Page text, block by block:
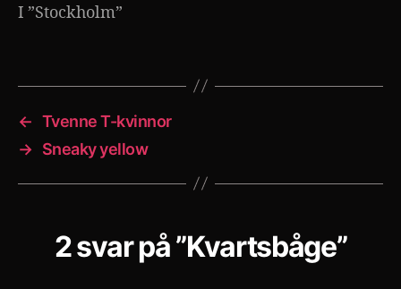
I ”Stockholm”
← Tvenne T-kvinnor
→ Sneaky yellow
2 svar på ”Kvartsbåge”